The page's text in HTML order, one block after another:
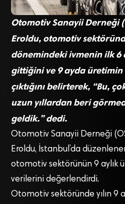
Otomotiv Sanayii Derneği
Eroldu, otomotiv
dönemindeki ivmenin ilk
gittiğini ve 9 ayda
çıktığını belirterek, “Bu,
uzun yıllardan beri
geldik.” dedi.
Otomotiv Sanayii Derneği
Eroldu, İstanbul’da
otomotiv sektörünün 9 aylık
verilerini değerlendirdi.
Otomotiv sektöründe yılın 9